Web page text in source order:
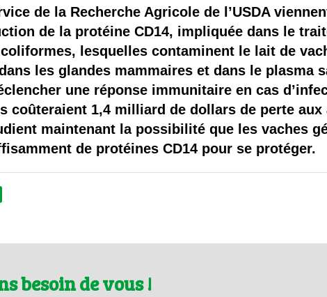
Il y a semence…. et semence
Quels sont les avantages et les inconvénients des OGM ?
de la Recherche Agricole de l’USDA
de la protéine CD14, impliquée dans le
lesquelles contaminent le lait de
les glandes mammaires et dans le plasma
une réponse immunitaire en cas
coûteraient 1,4 milliard de dollars de perte
maintenant la possibilité que les vaches
de protéines CD14 pour se protéger.
besoin de vous !